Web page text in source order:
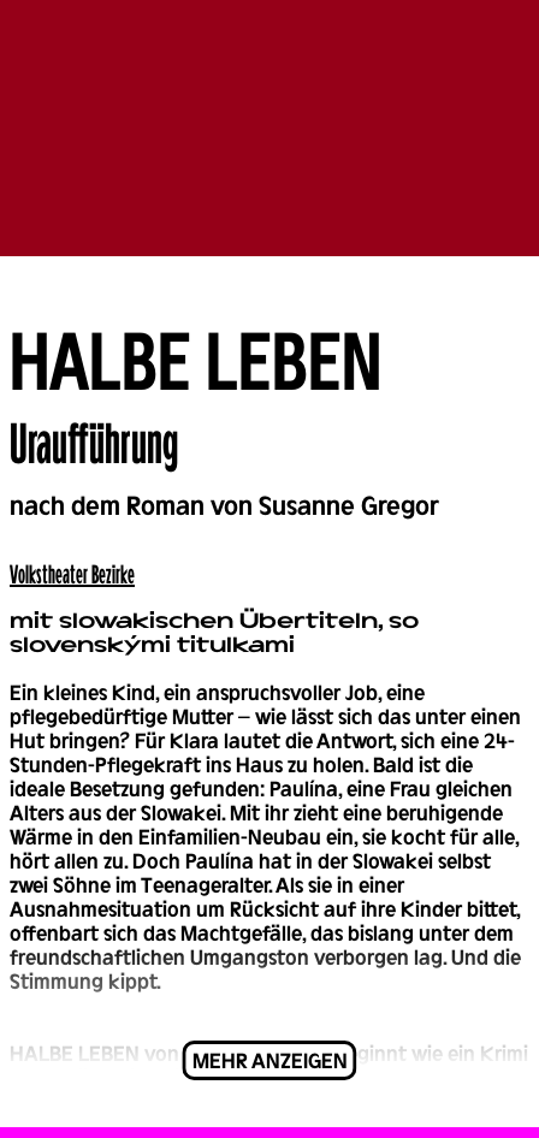
HALBE LEBEN
Back
Uraufführung
nach dem Roman von Susanne Gregor
Volks­theater Bezirke
mit slowakischen Übertiteln, so
slovenskými titulkami
Ein kleines Kind, ein anspruchsvoller Job, eine
pflegebedürftige Mutter – wie lässt sich das unter einen
Hut bringen? Für Klara lautet die Antwort, sich eine 24-
Stunden-Pflegekraft ins Haus zu holen. Bald ist die
ideale Besetzung gefunden: Paulína, eine Frau gleichen
Alters aus der Slowakei. Mit ihr zieht eine beruhigende
Wärme in den Einfamilien-Neubau ein, sie kocht für alle,
hört allen zu. Doch Paulína hat in der Slowakei selbst
zwei Söhne im Teenageralter. Als sie in einer
Ausnahmesituation um Rücksicht auf ihre Kinder bittet,
offenbart sich das Machtgefälle, das bislang unter dem
freundschaftlichen Umgangston verborgen lag. Und die
Stimmung kippt.
MEHR ANZEIGEN
HALBE LEBEN von Susanne Gregor beginnt wie ein Krimi
und erzählt eine bis zum Schluss spannende und
Gesellschaft. Mit psychologischer Tiefenschärfe führt die